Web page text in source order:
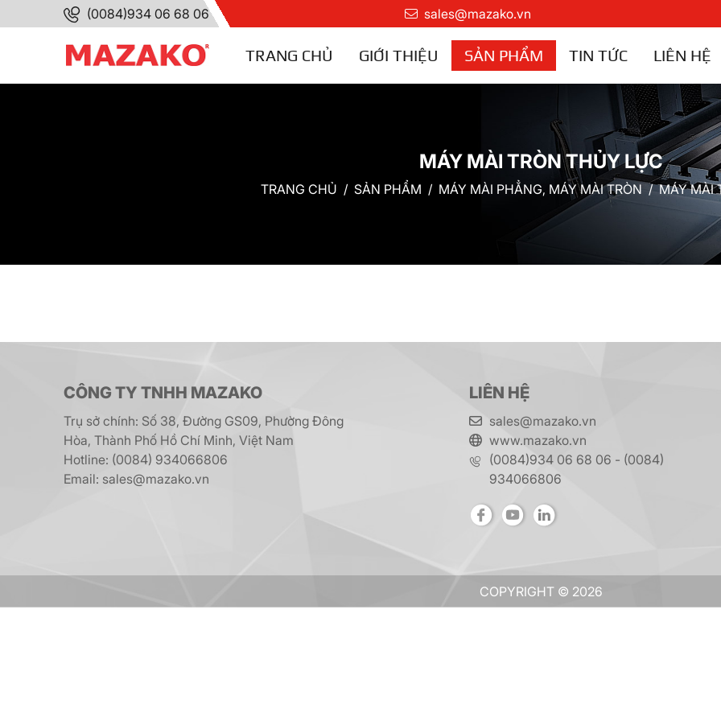
(0084)934 06 68 06 sales@mazako.vn
TRANG CHỦ GIỚI THIỆU SẢN PHẨM TIN TỨC LIÊN HỆ
MÁY MÀI TRÒN THỦY LỰC
TRANG CHỦ SẢN PHẨM MÁY MÀI PHẲNG, MÁY MÀI TRÒN MÁY MÀI
CÔNG TY TNHH MAZAKO
Trụ sở chính: Số 38, Đường GS09, Phường Đông
Hòa, Thành Phố Hồ Chí Minh, Việt Nam
Hotline: (0084) 934066806
Email: sales@mazako.vn
LIÊN HỆ
sales@mazako.vn
www.mazako.vn
(0084)934 06 68 06 - (0084)
934066806
COPYRIGHT © 2026